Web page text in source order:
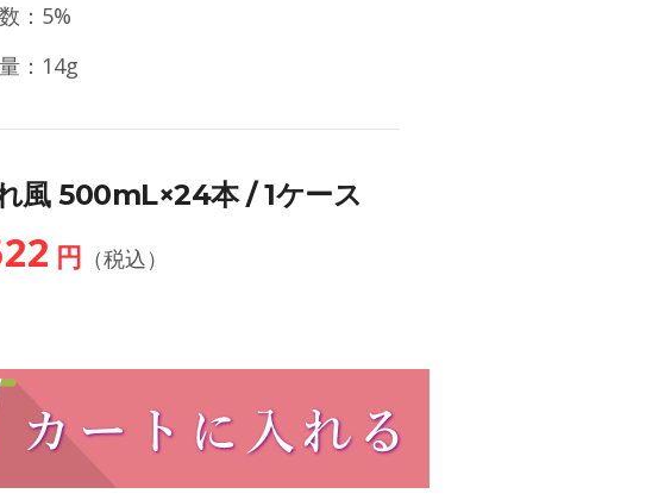
：5%
：14g
風 500mL×24本 / 1ケース
円 （税込）